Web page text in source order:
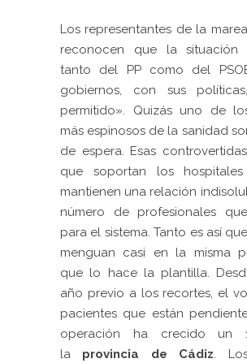
Los representantes de la
reconocen que la situación
tanto del PP como del
gobiernos, con sus
permitido». Quizás uno de
más espinosos de la sanidad
de espera. Esas
que soportan los
mantienen una relación
número de profesionales
para el sistema. Tanto es así
menguan casi en la misma
que lo hace la plantilla.
año previo a los recortes, el
pacientes que están
operación ha crecido un
la provincia de Cádiz.